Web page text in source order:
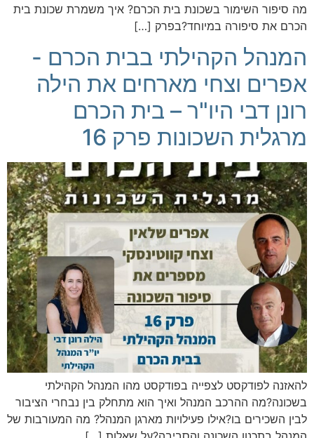
מה סיפור השימור בשכונת בית הכרם? איך משמרת שכונת בית
הכרם את סיפורה במיוחד?בפרק […]
המנהל הקהילתי בבית הכרם -
אפרים וצחי מארחים את הילה
רונן דבי היו"ר – בית הכרם
מרגלית השכונות פרק 16
להאזנה לפודקסט לצפייה בפודקסט מהו המנהל הקהילתי
בשכונה?מה ההרכב המנהל ואיך הוא מתחלק בין נבחרי הציבור
לבין השכירים בו?אילו פעילויות מארגן המנהל? מה המעורבות של